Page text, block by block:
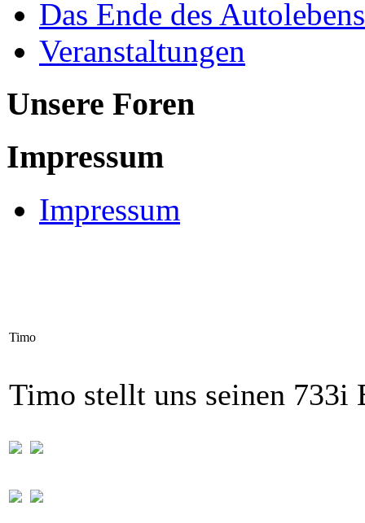
Das Ende des Autolebens
Veranstaltungen
Unsere Foren
Impressum
Impressum
Timo
Timo stellt uns seinen 733i